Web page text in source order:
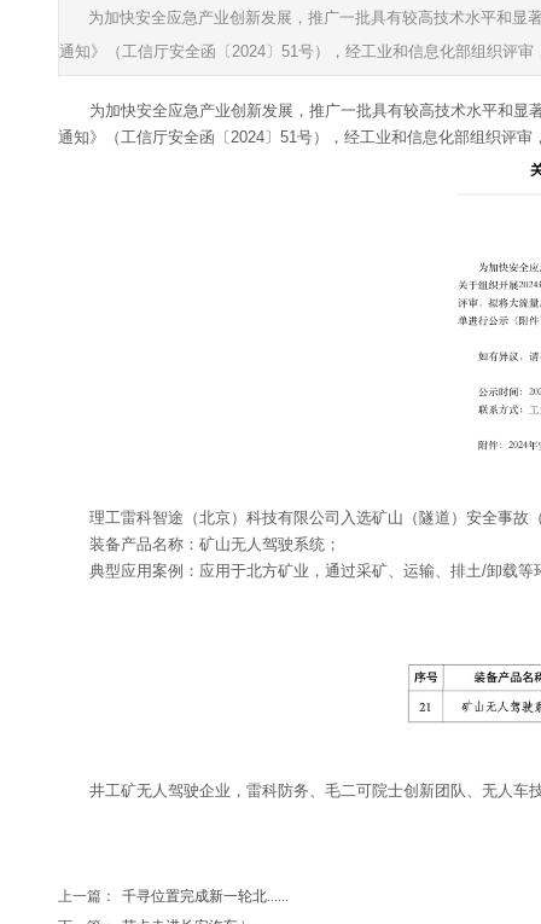
为加快安全应急产业创新发展，推广一批具有较高技术水平和
通知》（工信厅安全函〔2024〕51号），经工业和信息化部组织评
为加快安全应急产业创新发展，推广一批具有较高技术水平和
通知》（工信厅安全函〔2024〕51号），经工业和信息化部组织评
理工雷科智途（北京）科技有限公司入选矿山（隧道）安全事故
装备产品名称：矿山无人驾驶系统；
典型应用案例：应用于北方矿业，通过采矿、运输、排土/卸载
井工矿无人驾驶企业，雷科防务、毛二可院士创新团队、无人
上一篇：
千寻位置完成新一轮北......